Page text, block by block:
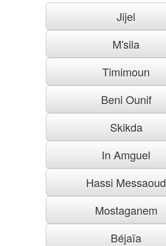
Jijel
M'sila
Timimoun
Beni Ounif
Skikda
In Amguel
Hassi Messaoud
Mostaganem
Béjaïa